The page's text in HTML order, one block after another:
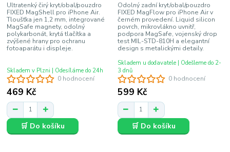
0 hodnocení
Ultratenký čirý kryt/obal/pouzdro
FIXED MagShell pro iPhone Air.
Tloušťka jen 1,2 mm, integrované
MagSafe magnety, odolný
polykarbonát, krytá tlačítka a
zvýšené hrany pro ochranu
fotoaparátu i displeje.
469 Kč
Skladem v Plzni | Odesíláme do 24h
🛒 Do košíku
0 hodnocení
Odolný zadní kryt/obal/pouzdro
FIXED MagFlow pro iPhone Air v
černém provedení. Liquid silicon
povrch, mikrovlákno uvnitř,
podpora MagSafe, vojenský drop
test MIL-STD-810H a elegantní
design s metalickými detaily.
599 Kč
Skladem u dodavatele | Odešleme do 2-
3 dnů
🛒 Do košíku